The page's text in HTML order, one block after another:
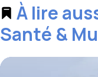
À lire
Santé &